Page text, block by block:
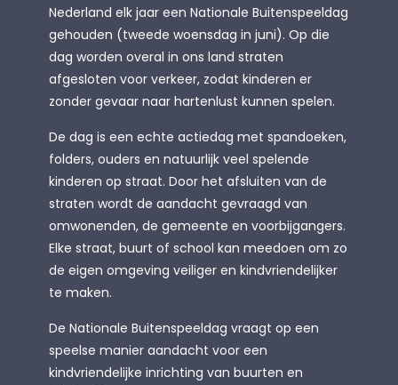
Nederland elk jaar een Nationale Buitenspeeldag
gehouden (tweede woensdag in juni). Op die
dag worden overal in ons land straten
afgesloten voor verkeer, zodat kinderen er
zonder gevaar naar hartenlust kunnen spelen.
De dag is een echte actiedag met spandoeken,
folders, ouders en natuurlijk veel spelende
kinderen op straat. Door het afsluiten van de
straten wordt de aandacht gevraagd van
omwonenden, de gemeente en voorbijgangers.
Elke straat, buurt of school kan meedoen om zo
de eigen omgeving veiliger en kindvriendelijker
te maken.
De Nationale Buitenspeeldag vraagt op een
speelse manier aandacht voor een
kindvriendelijke inrichting van buurten en